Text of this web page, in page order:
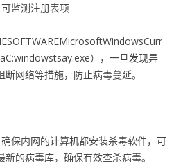
可监测注册表项
），一旦发现异
网络等措施，防止病毒蔓延。
保内网的计算机都安装杀毒软件，可
的病毒库，确保有效查杀病毒。